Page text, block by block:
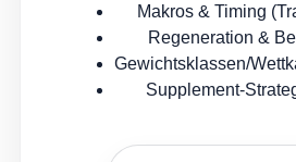
Makros & Timing
Regeneration &
Gewichtsklassen/
Supplement-